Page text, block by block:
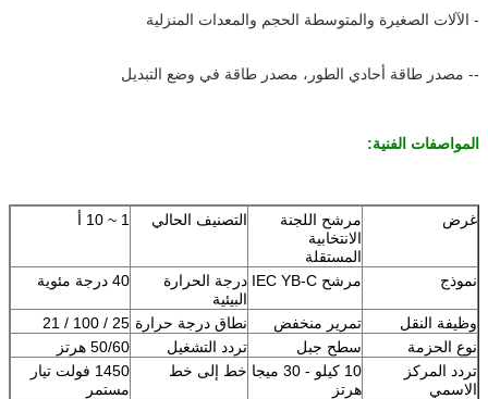
- الآلات الصغيرة والمتوسطة الحجم والمعدات المنزلية
-- مصدر طاقة أحادي الطور، مصدر طاقة في وضع التبديل
المواصفات الفنية:
غرض
مرشح اللجنة
الانتخابية
المستقلة
التصنيف الحالي 1 ~ 10 أ
نموذج مرشح IEC YB-C
درجة الحرارة
البيئية
40 درجة مئوية
وظيفة النقل تمرير منخفض نطاق درجة حرارة 25 / 100 / 21
نوع الحزمة
سطح جبل تردد التشغيل
50/60 هرتز
تردد المركز
الاسمي
10 كيلو - 30 ميجا
هرتز
خط إلى خط
1450 فولت تيار
مستمر